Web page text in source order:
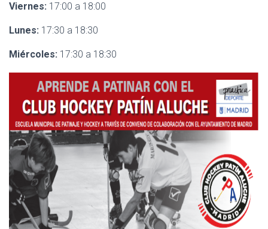
Viernes: 17:00 a 18:00
Lunes: 17:30 a 18:30
Miércoles: 17:30 a 18:30